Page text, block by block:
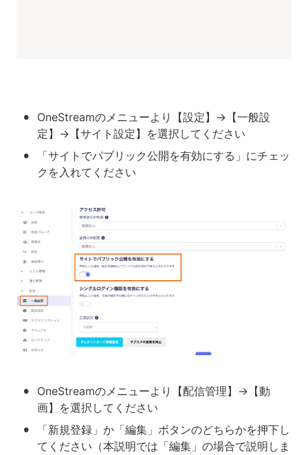
•
OneStreamのメニューより【設定】→【一般設
定】→【サイト設定】を選択してください
•
「サイトでパブリック公開を有効にする」にチェッ
クを入れてください
•
OneStreamのメニューより【配信管理】→【動
画】を選択してください
•
「新規登録」か「編集」ボタンのどちらかを押下し
てください（本説明では「編集」の場合で説明しま